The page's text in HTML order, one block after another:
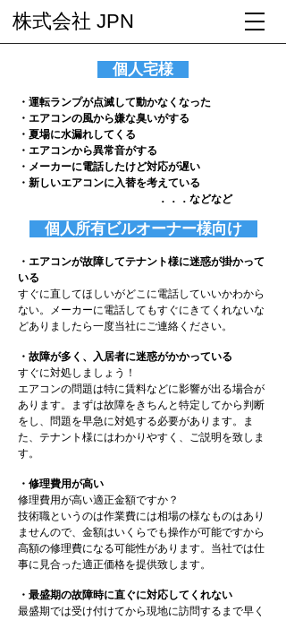
株式会社 JPN
個人宅様
・運転ランプが点滅して動かなくなった
・エアコンの風から嫌な臭いがする
・夏場に水漏れしてくる
・エアコンから異常音がする
・メーカーに電話したけど対応が遅い
・新しいエアコンに入替を考えている
．．．などなど
個人所有ビルオーナー様向け
・エアコンが故障してテナント様に迷惑が掛かって
いる
すぐに直してほしいがどこに電話していいかわから
ない。メーカーに電話してもすぐにきてくれないな
どありましたら一度当社にご連絡ください。
・故障が多く、入居者に迷惑がかかっている
すぐに対処しましょう！
エアコンの問題は特に賃料などに影響が出る場合が
あります。まずは故障をきちんと特定してから判断
をし、問題を早急に対処する必要があります。ま
た、テナント様にはわかりやすく、ご説明を致しま
す。
・修理費用が高い
修理費用が高い適正金額ですか？
技術職というのは作業費には相場の様なものはあり
ませんので、金額はいくらでも操作が可能ですから
高額の修理費になる可能性があります。当社では仕
事に見合った適正価格を提供致します。
・最盛期の故障時に直ぐに対応してくれない
最盛期では受け付けてから現地に訪問するまで早く